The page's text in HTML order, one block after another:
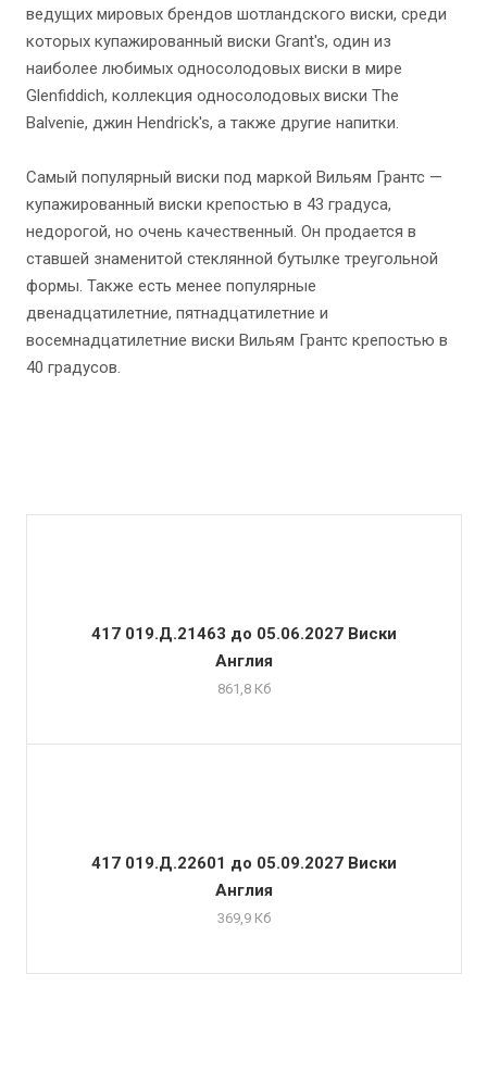
ведущих мировых брендов шотландского виски, среди
которых купажированный виски Grant's, один из
наиболее любимых односолодовых виски в мире
Glenfiddich, коллекция односолодовых виски The
Balvenie, джин Hendrick's, а также другие напитки.
Самый популярный виски под маркой Вильям Грантс —
купажированный виски крепостью в 43 градуса,
недорогой, но очень качественный. Он продается в
ставшей знаменитой стеклянной бутылке треугольной
формы. Также есть менее популярные
двенадцатилетние, пятнадцатилетние и
восемнадцатилетние виски Вильям Грантс крепостью в
40 градусов.
417 019.Д.21463 до 05.06.2027 Виски
Англия
861,8 Кб
417 019.Д.22601 до 05.09.2027 Виски
Англия
369,9 Кб